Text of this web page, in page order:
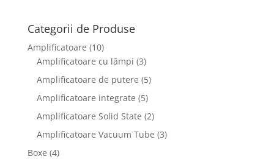
Categorii de Produse
Amplificatoare (10)
Amplificatoare cu lămpi (3)
Amplificatoare de putere (5)
Amplificatoare integrate (5)
Amplificatoare Solid State (2)
Amplificatoare Vacuum Tube (3)
Boxe (4)